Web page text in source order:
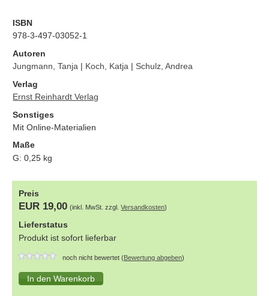
ISBN
978-3-497-03052-1
Autoren
Jungmann, Tanja | Koch, Katja | Schulz, Andrea
Verlag
Ernst Reinhardt Verlag
Sonstiges
Mit Online-Materialien
Maße
G:0,25 kg
Preis
EUR 19,00 (inkl. MwSt. zzgl.Versandkosten)
Lieferstatus
Produkt ist sofort lieferbar
noch nicht bewertet (Bewertung abgeben)